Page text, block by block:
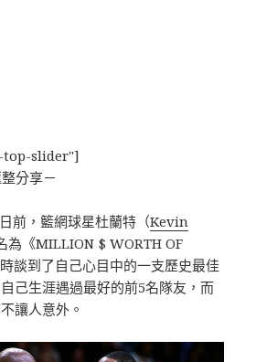
top-slider"]
分享－
前，籃網球星杜蘭特（Kevin
為《MILLION $ WORTH OF
談到了自己心目中的一支歷史最佳
己生涯遇過最好的前5名隊友，而
讓人意外。